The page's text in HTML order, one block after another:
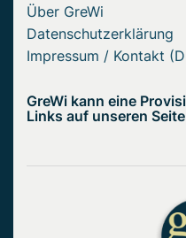
Über GreWi
Datenschutzerklärung
Impressum / Kontakt
GreWi kann eine
Links auf unseren